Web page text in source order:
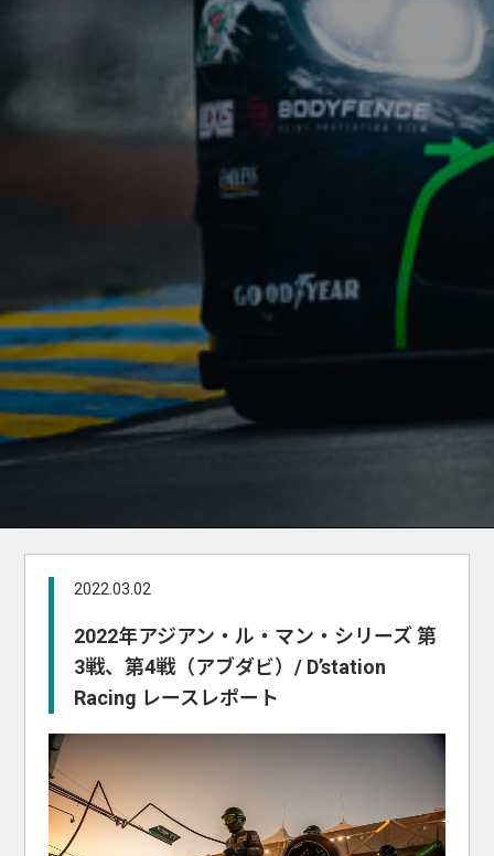
2022.03.02
2022年アジアン・ル・マン・シリーズ 第
3戦、第4戦（アブダビ）/ D’station
Racing レースレポート